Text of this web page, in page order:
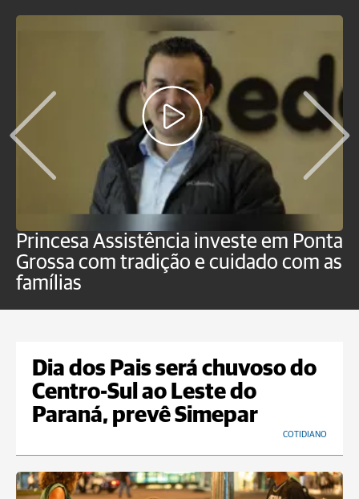
Princesa Assistência investe em Ponta
Grossa com tradição e cuidado com as
famílias
Dia dos Pais será chuvoso do
Centro-Sul ao Leste do
Paraná, prevê Simepar
COTIDIANO